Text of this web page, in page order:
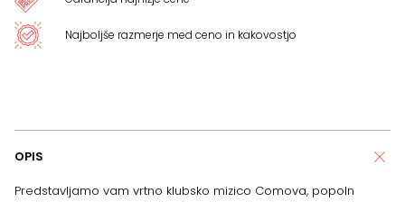
Najboljše razmerje med ceno in kakovostjo
OPIS
Predstavljamo vam vrtno klubsko mizico Comova, popoln